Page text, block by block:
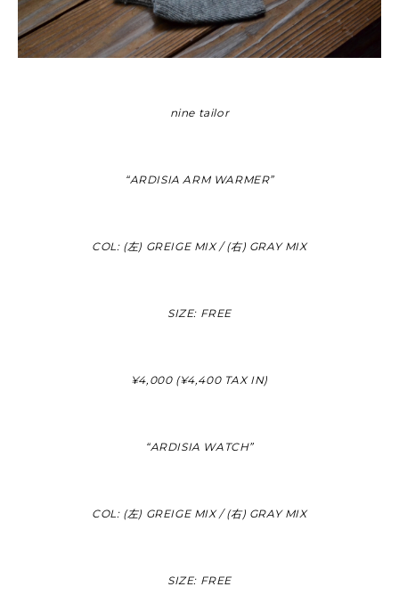
nine tailor
“ARDISIA ARM WARMER”
COL: (左) GREIGE MIX / (右) GRAY MIX
SIZE: FREE
¥4,000 (¥4,400 TAX IN)
“ARDISIA WATCH”
COL: (左) GREIGE MIX / (右) GRAY MIX
SIZE: FREE